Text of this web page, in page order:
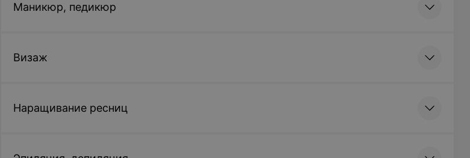
Маникюр, педикюр
Визаж
Наращивание ресниц